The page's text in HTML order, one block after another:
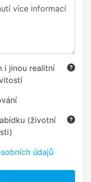
i jinou realitní
(životní
údajů